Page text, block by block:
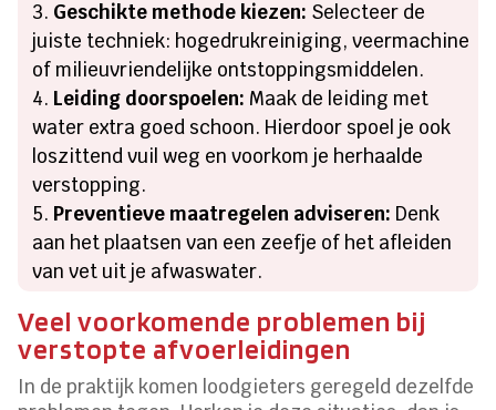
Geschikte methode kiezen: Selecteer de
juiste techniek: hogedrukreiniging, veermachine
of milieuvriendelijke ontstoppingsmiddelen.
Leiding doorspoelen: Maak de leiding met
water extra goed schoon. Hierdoor spoel je ook
loszittend vuil weg en voorkom je herhaalde
verstopping.
Preventieve maatregelen adviseren: Denk
aan het plaatsen van een zeefje of het afleiden
van vet uit je afwaswater.
Veel voorkomende problemen bij
verstopte afvoerleidingen
In de praktijk komen loodgieters geregeld dezelfde